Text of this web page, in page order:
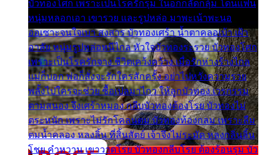
บัวทองโศก เพราะเป็นโรครักรุม ในอกกลัดกลุ้ม โดนแฟน
หนุ่มหลอกเอา เขารวย และรูปหล่อ มาพะเน้าพะนอ
ออเซาะจนใจเบา สงสาร บัวทองเศร้า น้ำตาคลอเบ้า เฝ้า
อาลัย หนุ่มรูปหล่อหนีไกล หัวใจบัวทองระรวย บัวทองโศก
เพราะเป็นโรครักจาง ชีวิตเคว้งคว้าง เมื่อรักห่างร้างไกล
แม่ก็บอก พ่อก็สั่งจะรักใครสักครั้ง อย่าไปหวังความรวย
พลั้งไปใครจะช่วย ซื้อเปลมาไกว ให้ลูกบัวทอง เวรกรรม
ตามสนอง จึงเศร้าหมอง กลีบบัวทองต้องโรย บัวทองไม่
ตระหนัก เพราะไม่รักโคลนตม บัวทองท้องกลม เพราะลืม
ตมน้ำคลอง หลงลิ้น ที่สิ้นสัตย์ เจ้าจึงไม่ระมัด หลงกลิ่นลิ้น
โชย คำหวาน เขาวาดโรย บัวทองกลีบโรย ต้องร้อนรุม บัว